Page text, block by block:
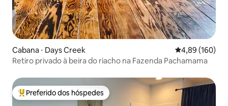
Cabana ⋅ Days Creek 4,89 de uma
4,89 (160)
Retiro privado à beira do riacho na Fazenda Pachamama
Entre os melhores preferidos dos hóspedes
Preferido dos hóspedes